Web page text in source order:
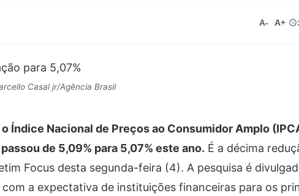
A- A+
Casal jr/Agência Brasil
Índice Nacional de Preços ao Consumidor Amplo
de 5,09% para 5,07% este ano. É a décima
Focus desta segunda-feira (4). A pesquisa é
a expectativa de instituições financeiras para os